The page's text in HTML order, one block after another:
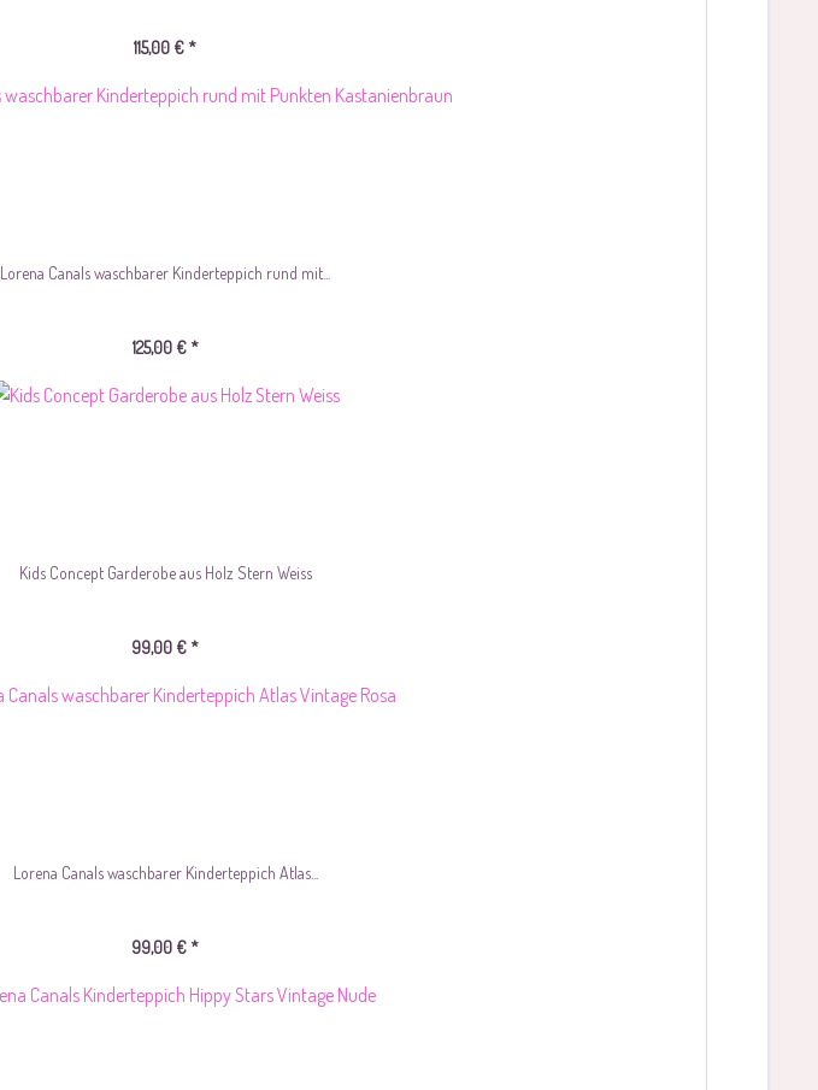
115,00 € *
Lorena Canals waschbarer Kinderteppich rund mit...
125,00 € *
Kids Concept Garderobe aus Holz Stern Weiss
99,00 € *
Lorena Canals waschbarer Kinderteppich Atlas...
99,00 € *